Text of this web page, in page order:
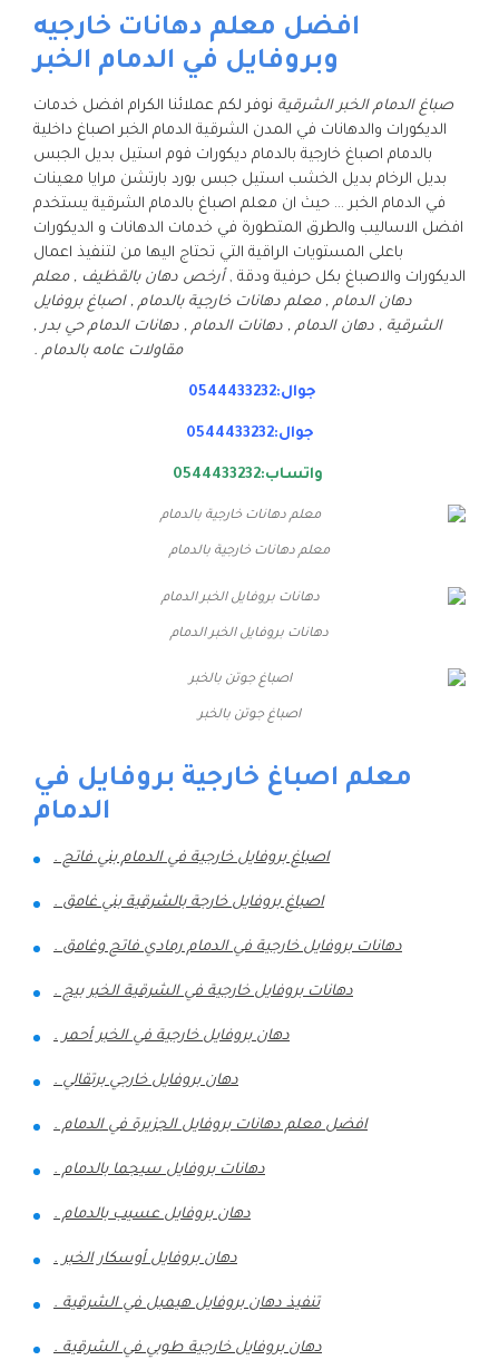
افضل معلم دهانات خارجيه
وبروفايل في الدمام الخبر
صباغ الدمام الخبر الشرقية نوفر لكم عملائنا الكرام افضل خدمات
الديكورات والدهانات في المدن الشرقية الدمام الخبر اصباغ داخلية
بالدمام اصباغ خارجية بالدمام ديكورات فوم استيل بديل الجبس
بديل الرخام بديل الخشب استيل جبس بورد بارتشن مرايا معينات
في الدمام الخبر … حيث ان معلم اصباغ بالدمام الشرقية يستخدم
افضل الاساليب والطرق المتطورة في خدمات الدهانات و الديكورات
باعلى المستويات الراقية التي تحتاج اليها من لتنفيذ اعمال
الديكورات والاصباغ بكل حرفية ودقة ,أرخص دهان بالقظيف , معلم
دهان الدمام , معلم دهانات خارجية بالدمام , اصباغ بروفايل
الشرقية , دهان الدمام , دهانات الدمام , دهانات الدمام حي بدر ,
مقاولات عامه بالدمام .
جوال:0544433232
جوال:0544433232
واتساب:0544433232
معلم دهانات خارجية بالدمام
دهانات بروفايل الخبر الدمام
اصباغ جوتن بالخبر
معلم اصباغ خارجية بروفايل في
الدمام
اصباغ بروفايل خارجية في الدمام بني فاتح .
اصباغ بروفايل خارجة بالشرقية بني غامق .
دهانات بروفايل خارجية في الدمام رمادي فاتح وغامق .
دهانات بروفايل خارجية في الشرقية الخبر بيج .
دهان بروفايل خارجية في الخبر أحمر .
دهان بروفايل خارجي برتقالي .
افضل معلم دهانات بروفايل الجزيرة في الدمام .
دهانات بروفايل سيجما بالدمام .
دهان بروفايل عسيب بالدمام .
دهان بروفايل أوسكار الخبر .
تنفيذ دهان بروفايل هيمبل في الشرقية .
دهان بروفايل خارجية طوبي في الشرقية .